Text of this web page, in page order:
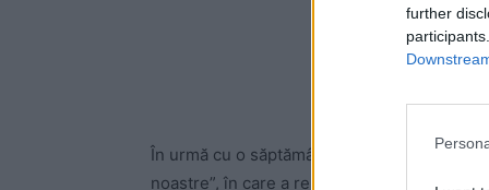
further
În urmă cu o săptămână, fostul ministru
noastre”, în care a relatat mai multe